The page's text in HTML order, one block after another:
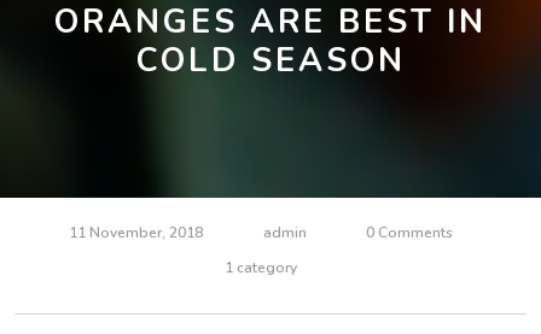
ORANGES ARE BEST IN
COLD SEASON
11 November, 2018 admin
0 Comments
1 category